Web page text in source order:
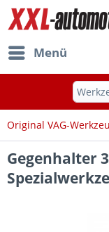
Menü
Original VAG-
Gegenhalter